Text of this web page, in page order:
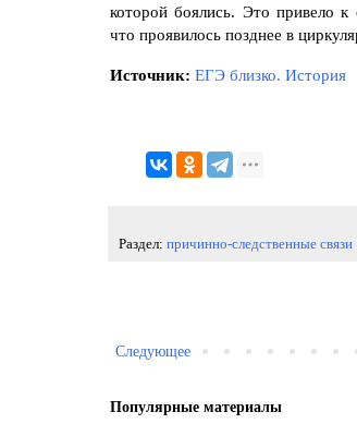
которой боялись. Это привело
что проявилось позднее в
Источник: ЕГЭ близко. История
Раздел: причинно-следственные связи
Следующее
Популярные материалы